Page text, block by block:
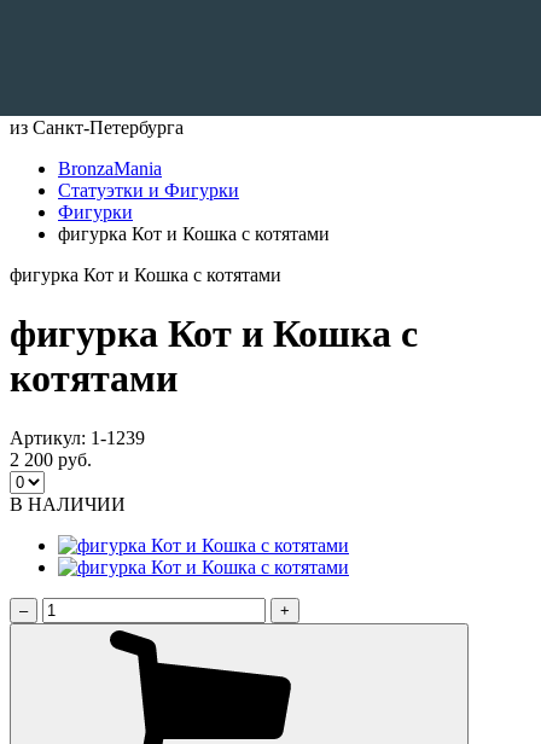
из Санкт-Петербурга
BronzaMania
Статуэтки и Фигурки
Фигурки
фигурка Кот и Кошка с котятами
фигурка Кот и Кошка с котятами
фигурка Кот и Кошка с
котятами
Артикул: 1-1239
2 200 руб.
В НАЛИЧИИ
– +